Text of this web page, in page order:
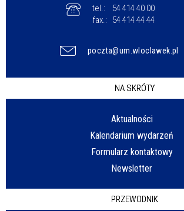
tel.:
54 414 40 00
fax.:
54 414 44 44
poczta@um.wloclawek.pl
NA SKRÓTY
Aktualności
Kalendarium wydarzeń
Formularz kontaktowy
Newsletter
PRZEWODNIK